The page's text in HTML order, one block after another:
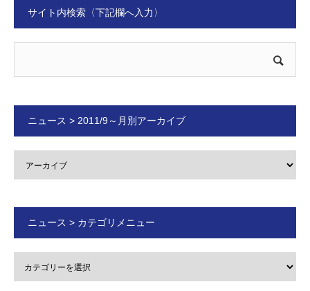
サイト内検索〈下記欄へ入力〉
ニュース > 2011/9～月別アーカイブ
ニュース > カテゴリメニュー